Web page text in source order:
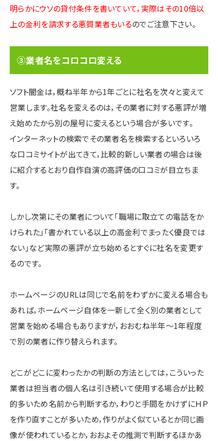
明らかにウソの貸付条件を書いていて，実際はその10倍以
上の金利を請求する悪質業者もいるのでご注意下さい。
③業者名をコロコロ変える
ソフト闇金は，概ね半年から1年ごとに社名を次々と変えて
営業します。社名を変えるのは，その業者に対する悪評が増
え始めたから別の屋号に変えるという場合が多いです。
インターネットの検索でその業者名を検索するといろいろ
な口コミサイトが出てきて，比較的新しい業者の場合は後
に紹介するとおり自作自演の高評価の口コミが目立ちま
す。
しかし次第にその業者について「職場に取立ての電話をか
けられた」「書かれている以上の高金利でまったく優良では
ない」など実際の悪評が立ち始めるとすぐに社名を変更す
るのです。
ホームページのURLは同じで名前をわずかに変える場合も
あれば，ホームページ自体を一新して全く別の業者として
営業を始める場合もありますが，おおむね半年～1年程度
で別の業者に作り替えられます。
どこがどこに変わったかの判断の方法としては，こういった
業者は担当者の個人名は引き続いて使用する場合が比較
的多いため名前から判断するか，わりと手間をかけずにＨＰ
を作り直すことが多いため，作りがよく似ているとか同じ画
像が使われているとか，おおよその推測で判断するほかあ